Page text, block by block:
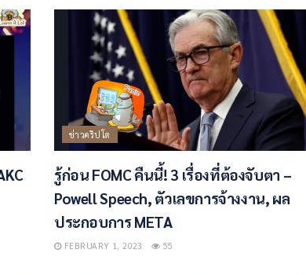
ข่าวคริปโต
รู้ก่อน FOMC คืนนี้! 3 เรื่องที่ต้องจับตา –
Powell Speech, ตัวเลขการจ้างงาน, ผล
ประกอบการ META
FEBRUARY 1, 2023 55